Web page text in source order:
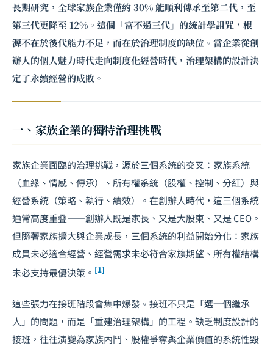
長期研究，全球家族企業僅約 30% 能順利傳承至第二代，至
第三代更降至 12%。這個「富不過三代」的統計學詛咒，根
源不在於後代能力不足，而在於治理制度的缺位。當企業從創
辦人的個人魅力時代走向制度化經營時代，治理架構的設計決
定了永續經營的成敗。
一、家族企業的獨特治理挑戰
家族企業面臨的治理挑戰，源於三個系統的交叉：家族系統
（血緣、情感、傳承）、所有權系統（股權、控制、分紅）與
經營系統（策略、執行、績效）。在創辦人時代，這三個系統
通常高度重疊——創辦人既是家長、又是大股東、又是 CEO。
但隨著家族擴大與企業成長，三個系統的利益開始分化：家族
成員未必適合經營、經營需求未必符合家族期望、所有權結構
未必支持最優決策。 [1]
這些張力在接班階段會集中爆發。接班不只是「選一個繼承
人」的問題，而是「重建治理架構」的工程。缺乏制度設計的
接班，往往演變為家族內鬥、股權爭奪與企業價值的系統性毀